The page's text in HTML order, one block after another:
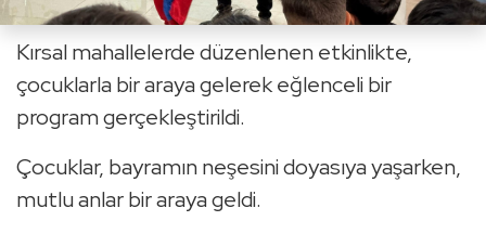
Kırsal mahallelerde düzenlenen etkinlikte,
çocuklarla bir araya gelerek eğlenceli bir
program gerçekleştirildi.
Çocuklar, bayramın neşesini doyasıya yaşarken,
mutlu anlar bir araya geldi.